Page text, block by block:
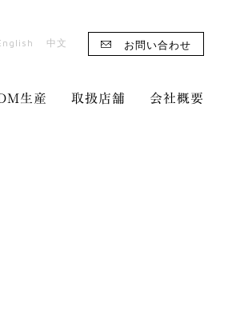
中文
生産 取扱店舗 会社概要
お問い合わせ